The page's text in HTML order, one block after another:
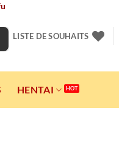
LISTE DE SOUHAITS
HENTAI